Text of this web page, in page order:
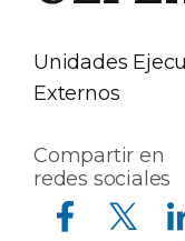
Unidades
Externos
Compartir en
redes sociales
Compartir en Facebook Compartir en Twitter Compartir en Linkedin